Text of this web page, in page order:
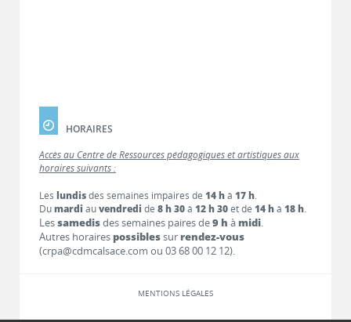
HORAIRES
Accès au Centre de Ressources pédagogiques et artistiques aux
horaires suivants :
Les lundisdes semaines impaires de 14 hà 17 h.
Dumardi auvendredi de 8 h 30à 12 h 30et de 14 hà 18 h.
Lessamedisdes semaines paires de9 h à midi.
Autres horaires possiblessur rendez-vous
(crpa@cdmcalsace.com ou 03 68 00 12 12).
MENTIONS LÉGALES